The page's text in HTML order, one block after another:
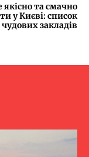
якісно та смачно
у Києві: список
чудових закладів